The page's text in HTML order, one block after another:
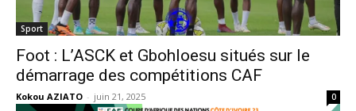
Sport
Foot : L’ASCK et Gbohloesu situés sur le
démarrage des compétitions CAF
Kokou AZIATO - juin 21, 2025 0